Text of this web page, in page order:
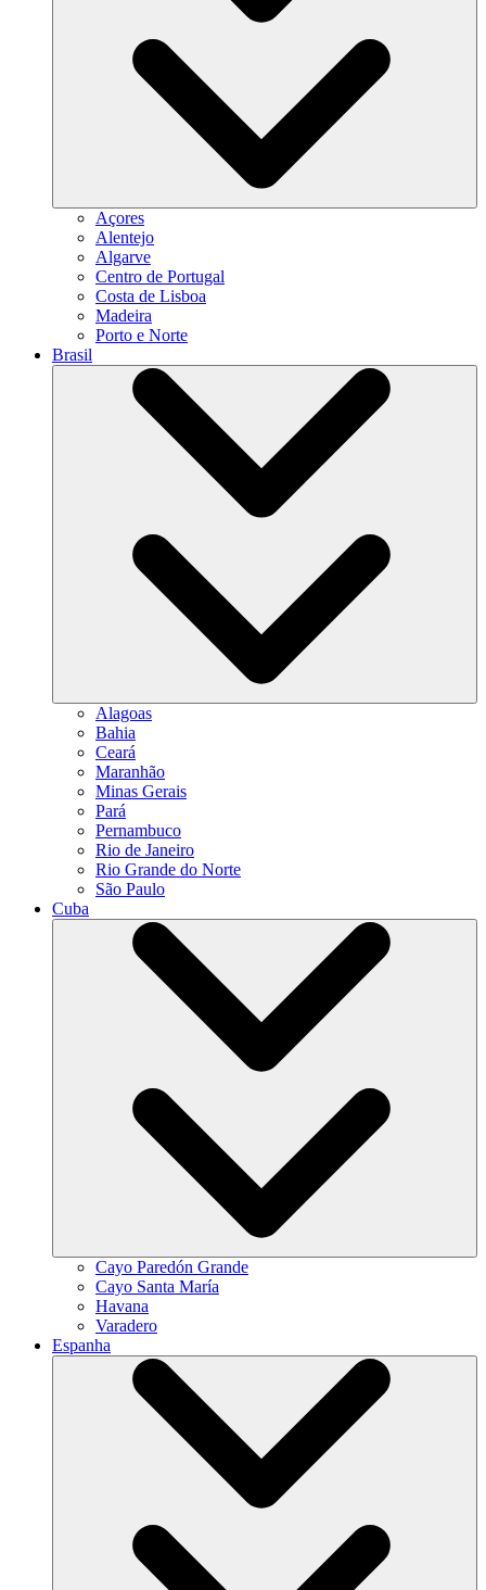
Açores
Alentejo
Algarve
Centro de Portugal
Costa de Lisboa
Madeira
Porto e Norte
Brasil
Alagoas
Bahia
Ceará
Maranhão
Minas Gerais
Pará
Pernambuco
Rio de Janeiro
Rio Grande do Norte
São Paulo
Cuba
Cayo Paredón Grande
Cayo Santa María
Havana
Varadero
Espanha